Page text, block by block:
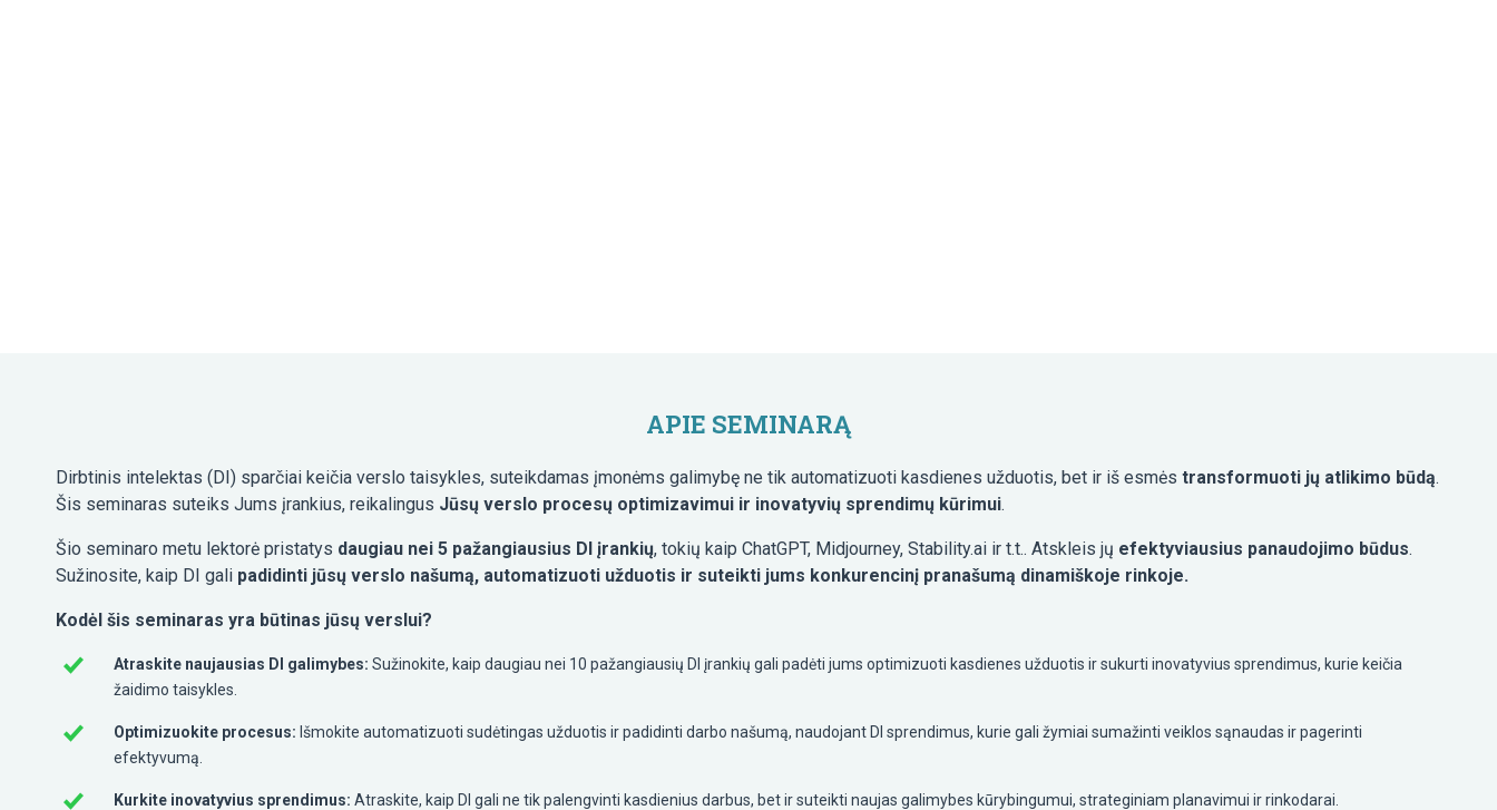
APIE SEMINARĄ
Dirbtinis intelektas (DI) sparčiai keičia verslo taisykles, suteikdamas įmonėms galimybę ne tik automatizuoti kasdienes užduotis, bet ir iš esmės transformuoti jų atlikimo būdą.
Šis seminaras suteiks Jums įrankius, reikalingus Jūsų verslo procesų optimizavimui ir inovatyvių sprendimų kūrimui.
Šio seminaro metu lektorė pristatys daugiau nei 5 pažangiausius DI įrankių, tokių kaip ChatGPT, Midjourney, Stability.ai ir t.t.. Atskleis jų efektyviausius panaudojimo būdus.
Sužinosite, kaip DI gali padidinti jūsų verslo našumą, automatizuoti užduotis ir suteikti jums konkurencinį pranašumą dinamiškoje rinkoje.
Kodėl šis seminaras yra būtinas jūsų verslui?
Atraskite naujausias DI galimybes: Sužinokite, kaip daugiau nei 10 pažangiausių DI įrankių gali padėti jums optimizuoti kasdienes užduotis ir sukurti inovatyvius sprendimus, kurie keičia
žaidimo taisykles.
Optimizuokite procesus: Išmokite automatizuoti sudėtingas užduotis ir padidinti darbo našumą, naudojant DI sprendimus, kurie gali žymiai sumažinti veiklos sąnaudas ir pagerinti
efektyvumą.
Kurkite inovatyvius sprendimus: Atraskite, kaip DI gali ne tik palengvinti kasdienius darbus, bet ir suteikti naujas galimybes kūrybingumui, strateginiam planavimui ir rinkodarai.